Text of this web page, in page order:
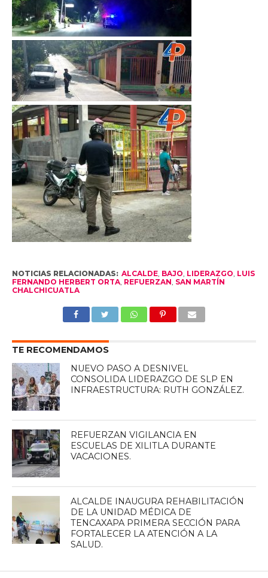
NOTICIAS RELACIONADAS: ALCALDE, BAJO, LIDERAZGO, LUIS
FERNANDO HERBERT ORTA, REFUERZAN, SAN MARTÍN
CHALCHICUATLA
TE RECOMENDAMOS
NUEVO PASO A DESNIVEL
CONSOLIDA LIDERAZGO DE SLP EN
INFRAESTRUCTURA: RUTH GONZÁLEZ.
REFUERZAN VIGILANCIA EN
ESCUELAS DE XILITLA DURANTE
VACACIONES.
ALCALDE INAUGURA REHABILITACIÓN
DE LA UNIDAD MÉDICA DE
TENCAXAPA PRIMERA SECCIÓN PARA
FORTALECER LA ATENCIÓN A LA
SALUD.